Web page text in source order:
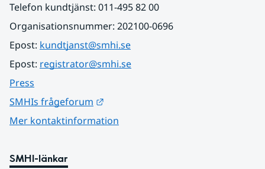
Telefon kundtjänst: 011-495 82 00
Organisationsnummer: 202100-0696
Epost: kundtjanst@smhi.se
Epost: registrator@smhi.se
Press
SMHIs frågeforum
Mer kontaktinformation
SMHI-länkar